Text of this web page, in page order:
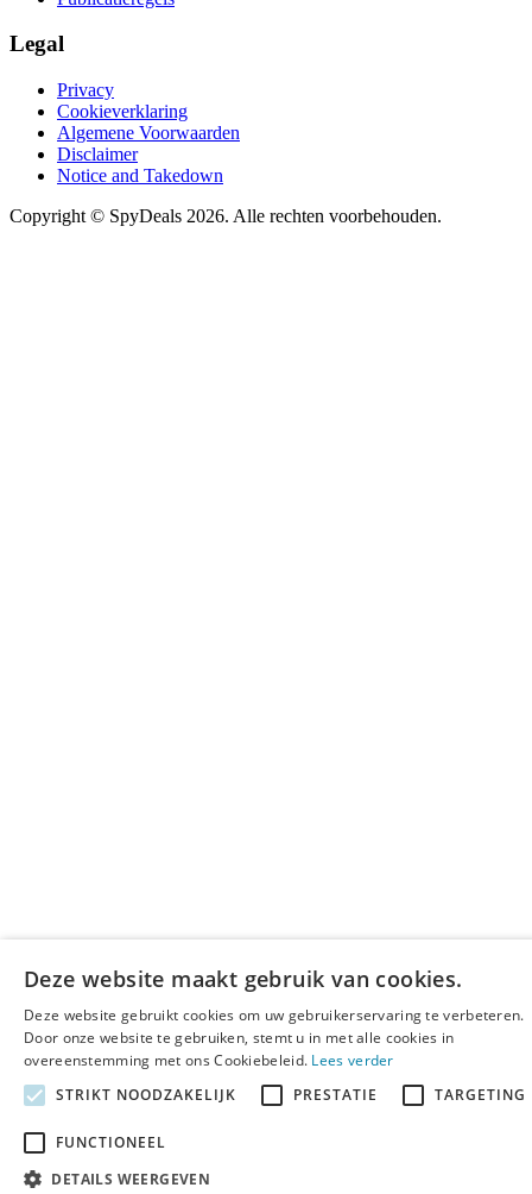
Legal
Privacy
Cookieverklaring
Algemene Voorwaarden
Disclaimer
Notice and Takedown
Copyright © SpyDeals 2026. Alle rechten voorbehouden.
Deze website maakt gebruik van cookies.
Deze website gebruikt cookies om uw gebruikerservaring te verbeteren.
Door onze website te gebruiken, stemt u in met alle cookies in
overeenstemming met ons Cookiebeleid. Lees verder
STRIKT NOODZAKELIJK
PRESTATIE TARGETING
FUNCTIONEEL
DETAILS WEERGEVEN